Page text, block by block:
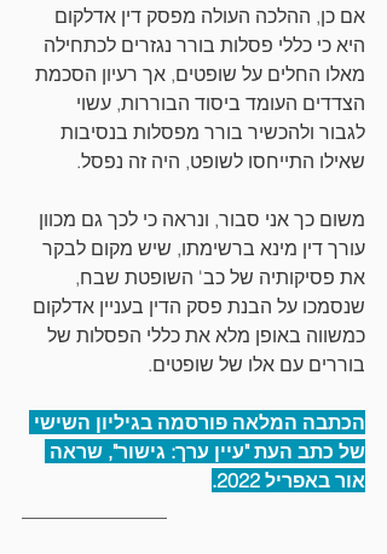
אם כן, ההלכה העולה מפסק דין אדלקום
היא כי כללי פסלות בורר נגזרים לכתחילה
מאלו החלים על שופטים, אך רעיון הסכמת
הצדדים העומד ביסוד הבוררות, עשוי
לגבור ולהכשיר בורר מפסלות בנסיבות
שאילו התייחסו לשופט, היה זה נפסל.
משום כך אני סבור, ונראה כי לכך גם מכוון
עורך דין מינא ברשימתו, שיש מקום לבקר
את פסיקותיה של כב' השופטת שבח,
שנסמכו על הבנת פסק הדין בעניין אדלקום
כמשווה באופן מלא את כללי הפסלות של
בוררים עם אלו של שופטים.
הכתבה המלאה פורסמה בגיליון השישי
של כתב העת "עיין ערך: גישור", שראה
אור באפריל 2022.